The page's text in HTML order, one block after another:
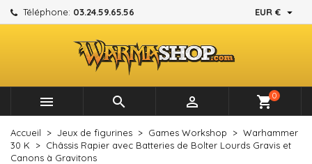
Téléphone: 03.24.59.65.56 EUR € 
   shopping_cart0
Accueil Jeux de figurines Games Workshop
Warhammer
30 K
Châssis Rapier avec Batteries de Bolter Lourds Gravis et
Canons à Gravitons
Mes listes d'envies ×
Créer une nouvelle liste
Créer une liste d'envies ×
Nom de la liste d'envies
Annuler Créer une liste d'envies
Connexion ×
Vous devez être connecté pour ajouter des produits à
votre liste d'envies.